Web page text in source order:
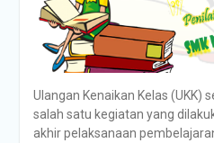
Ulangan Kenaikan Kelas (UKK)
salah satu kegiatan yang
akhir pelaksanaan